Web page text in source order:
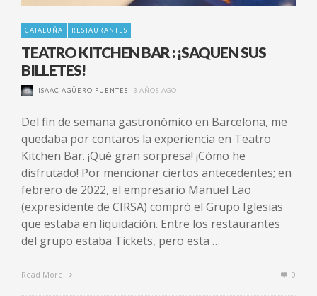
CATALUÑA RESTAURANTES
TEATRO KITCHEN BAR : ¡SAQUEN SUS
BILLETES!
ISAAC AGÜERO FUENTES 3 AÑOS AGO
Del fin de semana gastronómico en Barcelona, me
quedaba por contaros la experiencia en Teatro
Kitchen Bar. ¡Qué gran sorpresa! ¡Cómo he
disfrutado! Por mencionar ciertos antecedentes; en
febrero de 2022, el empresario Manuel Lao
(expresidente de CIRSA) compró el Grupo Iglesias
que estaba en liquidación. Entre los restaurantes
del grupo estaba Tickets, pero esta …
Read More 0